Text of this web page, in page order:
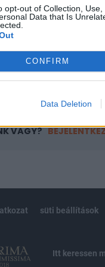
opt-out of Collection,
Data that Is
CONFIRM
Data Deletion
tartalmazza:
cikkarchívum
elmúlt 2 év napon
VAGY?
süti beállítások
Itt keressen